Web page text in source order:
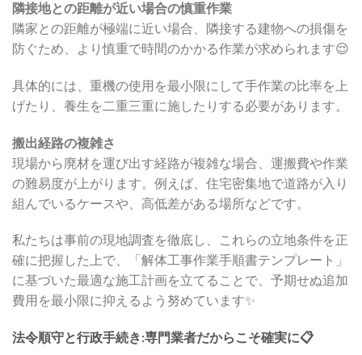
隣接地との距離が近い場合の慎重作業
隣家との距離が極端に近い場合、隣接する建物への損傷を
防ぐため、より慎重で時間のかかる作業が求められます😌
具体的には、重機の使用を最小限にして手作業の比率を上
げたり、養生を二重三重に施したりする必要があります。
搬出経路の複雑さ
現場から廃材を運び出す経路が複雑な場合、運搬費や作業
の難易度が上がります。例えば、住宅密集地で道路が入り
組んでいるケースや、高低差がある場所などです。
私たちは事前の現地調査を徹底し、これらの立地条件を正
確に把握した上で、「解体工事作業手順書テンプレート」
に基づいた最適な施工計画を立てることで、予期せぬ追加
費用を最小限に抑えるよう努めています✨
法令順守と行政手続き:専門業者だからこそ確実に📋